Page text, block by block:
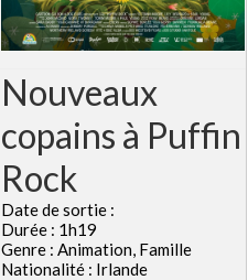
Nouveaux
copains à Puffin
Rock
Date de sortie :
Durée : 1h19
Genre : Animation, Famille
Nationalité : Irlande